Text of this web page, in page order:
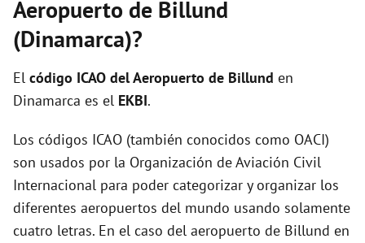
Aeropuerto de Billund
(Dinamarca)?
El código ICAO delAeropuerto de Billund en
Dinamarca es el EKBI.
Los códigos ICAO (también conocidos como OACI)
son usados por la Organización de Aviación Civil
Internacional para poder categorizar y organizar los
diferentes aeropuertos del mundo usando solamente
cuatro letras. En el caso del aeropuerto de Billund en